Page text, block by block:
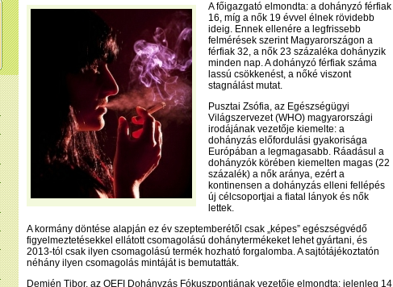
A főigazgató elmondta: a dohányzó férfiak
16, míg a nők 19 évvel élnek rövidebb
ideig. Ennek ellenére a legfrissebb
felmérések szerint Magyarországon a
férfiak 32, a nők 23 százaléka dohányzik
minden nap. A dohányzó férfiak száma
lassú csökkenést, a nőké viszont
stagnálást mutat.
Pusztai Zsófia, az Egészségügyi
Világszervezet (WHO) magyarországi
irodájának vezetője kiemelte: a
dohányzás előfordulási gyakorisága
Európában a legmagasabb. Ráadásul a
dohányzók körében kiemelten magas (22
százalék) a nők aránya, ezért a
kontinensen a dohányzás elleni fellépés
új célcsoportjai a fiatal lányok és nők
lettek.
A kormány döntése alapján ez év szeptemberétől csak „képes” egészségvédő
figyelmeztetésekkel ellátott csomagolású dohánytermékeket lehet gyártani, és
2013-tól csak ilyen csomagolású termék hozható forgalomba. A sajtótájékoztatón
néhány ilyen csomagolás mintáját is bemutatták.
Demjén Tibor, az OEFI Dohányzás Fókuszpontjának vezetője elmondta: jelenleg 14